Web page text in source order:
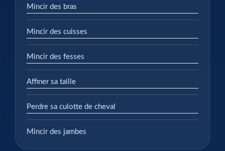
Mincir des bras
Mincir des cuisses
Mincir des fesses
Affiner sa taille
Perdre sa culotte de cheval
Mincir des jambes